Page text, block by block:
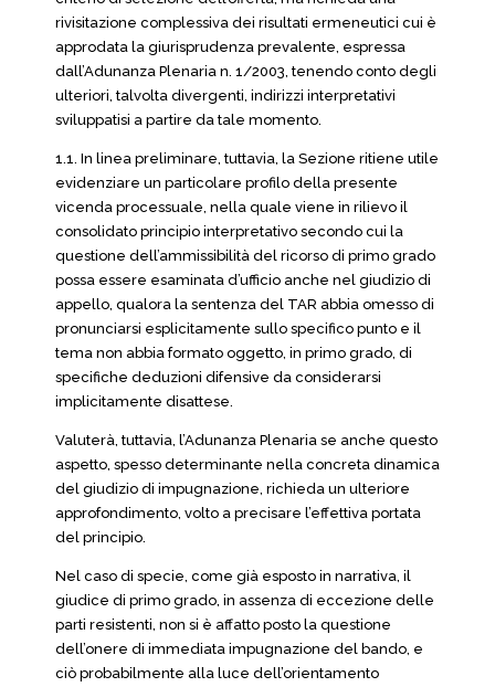
rivisitazione complessiva dei risultati ermeneutici cui è
approdata la giurisprudenza prevalente, espressa
dall’Adunanza Plenaria n. 1/2003, tenendo conto degli
ulteriori, talvolta divergenti, indirizzi interpretativi
sviluppatisi a partire da tale momento.
1.1. In linea preliminare, tuttavia, la Sezione ritiene utile
evidenziare un particolare profilo della presente
vicenda processuale, nella quale viene in rilievo il
consolidato principio interpretativo secondo cui la
questione dell’ammissibilità del ricorso di primo grado
possa essere esaminata d’ufficio anche nel giudizio di
appello, qualora la sentenza del TAR abbia omesso di
pronunciarsi esplicitamente sullo specifico punto e il
tema non abbia formato oggetto, in primo grado, di
specifiche deduzioni difensive da considerarsi
implicitamente disattese.
Valuterà, tuttavia, l’Adunanza Plenaria se anche questo
aspetto, spesso determinante nella concreta dinamica
del giudizio di impugnazione, richieda un ulteriore
approfondimento, volto a precisare l’effettiva portata
del principio.
Nel caso di specie, come già esposto in narrativa, il
giudice di primo grado, in assenza di eccezione delle
parti resistenti, non si è affatto posto la questione
dell’onere di immediata impugnazione del bando, e
ciò probabilmente alla luce dell’orientamento